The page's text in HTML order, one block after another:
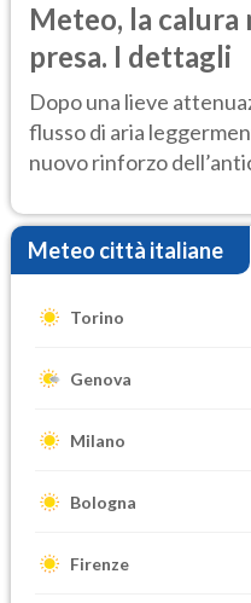
Meteo, la calura
presa. I dettagli
Dopo una lieve
flusso di aria
nuovo rinforzo
Meteo città italiane
Torino
Genova
Milano
Bologna
Firenze